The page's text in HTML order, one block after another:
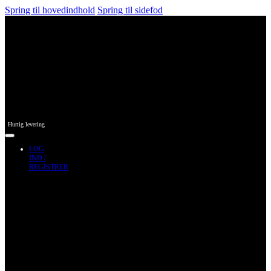
Spring til hovedindhold Spring til sidefod
Hurtig levering
LOG
IND /
REGISTRER